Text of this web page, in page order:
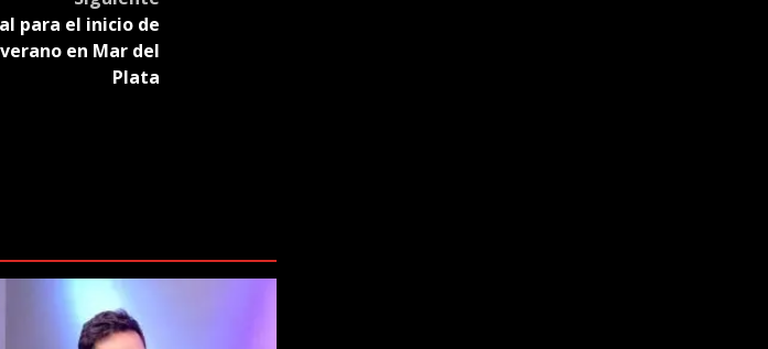
para el inicio de
en Mar del
Plata